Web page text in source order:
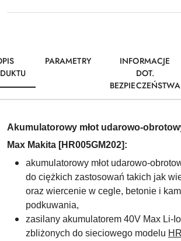
PARAMETRY
INFORMACJE
DOT.
BEZPIECZEŃSTWA
Akumulatorowy młot udarowo-
Max Makita [HR005GM202]:
akumulatorowy młot udarowo-
do ciężkich zastosowań takich jak
oraz wiercenie w cegle, betonie i
podkuwania,
zasilany akumulatorem 40V Max Li-
zbliżonych do sieciowego modelu